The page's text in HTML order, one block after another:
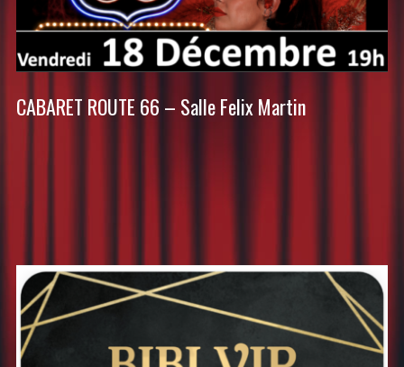
CABARET ROUTE 66 – Salle Felix Martin